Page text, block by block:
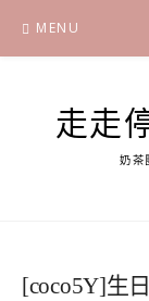
content
MENU
走走
奶茶
[coco5Y]生